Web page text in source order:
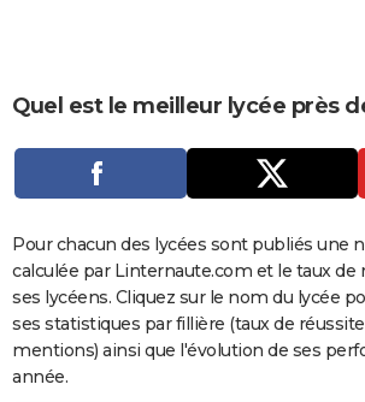
Dictionnaire
Biographies
Expressions
Proverbes
PROGRAMME TV
COPAINS D'AVANT
S'inscrire
Se connecter
Lycées
Collèges
Primaires
Universités
Entreprises
Service militaire
Avis de recherche
AVIS DE DÉCÈS
FORUM
Bricolage
Lifestyle
Culture
Sport
Auto
Television
Voyage
Cinema
Quel est le meilleur lycée près
Pour chacun des lycées sont publiés une
calculée par Linternaute.com et le taux de
ses lycéens. Cliquez sur le nom du lycée
ses statistiques par fillière (taux de
mentions) ainsi que l'évolution de ses
année.